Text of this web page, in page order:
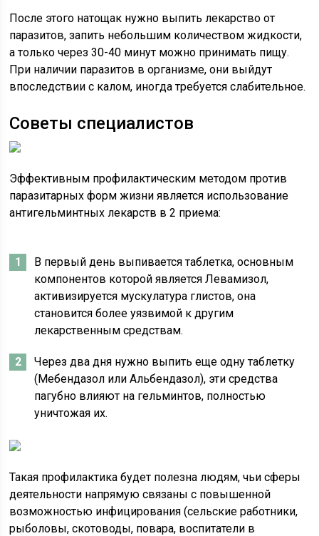
После этого натощак нужно выпить лекарство от
паразитов, запить небольшим количеством жидкости,
а только через 30-40 минут можно принимать пищу.
При наличии паразитов в организме, они выйдут
впоследствии с калом, иногда требуется слабительное.
Советы специалистов
Эффективным профилактическим методом против
паразитарных форм жизни является использование
антигельминтных лекарств в 2 приема:
В первый день выпивается таблетка, основным
компонентов которой является Левамизол,
активизируется мускулатура глистов, она
становится более уязвимой к другим
лекарственным средствам.
Через два дня нужно выпить еще одну таблетку
(Мебендазол или Альбендазол), эти средства
пагубно влияют на гельминтов, полностью
уничтожая их.
Такая профилактика будет полезна людям, чьи сферы
деятельности напрямую связаны с повышенной
возможностью инфицирования (сельские работники,
рыболовы, скотоводы, повара, воспитатели в